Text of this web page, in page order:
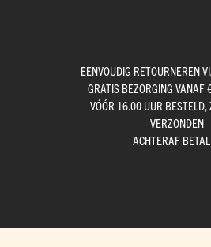
EENVOUDIG RETOURNEREN
GRATIS BEZORGING VANAF
VÓÓR 16.00 UUR BESTELD,
VERZONDEN
ACHTERAF